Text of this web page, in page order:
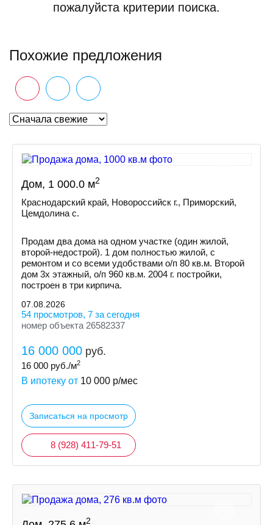
пожалуйста критерии поиска.
Похожие предложения
Дом, 1 000.0 м2
Краснодарский край, Новороссийск г., Приморский,
Цемдолина с.
Продам два дома на одном участке (один жилой,
второй-недострой). 1 дом полностью жилой, с
ремонтом и со всеми удобствами о/п 80 кв.м. Второй
дом 3х этажный, о/п 960 кв.м. 2004 г. постройки,
построен в три кирпича.
07.08.2026
54 просмотров, 7 за сегодня
номер объекта 26582337
16 000 000 руб.
16 000 руб./м2
В ипотеку от 10 000 р/мес
Записаться на просмотр
8 (928) 411-79-51
2